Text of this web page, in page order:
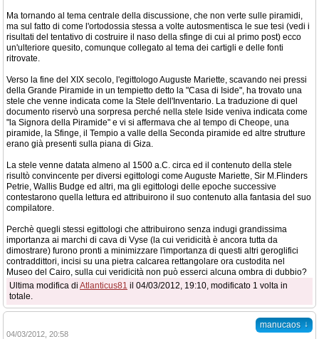
Ma tornando al tema centrale della discussione, che non verte sulle piramidi,
ma sul fatto di come l'ortodossia stessa a volte autosmentisca le sue tesi (vedi i
risultati del tentativo di costruire il naso della sfinge di cui al primo post) ecco
un'ulteriore quesito, comunque collegato al tema dei cartigli e delle fonti
ritrovate.
Verso la fine del XIX secolo, l'egittologo Auguste Mariette, scavando nei pressi
della Grande Piramide in un tempietto detto la "Casa di Iside", ha trovato una
stele che venne indicata come la Stele dell'Inventario. La traduzione di quel
documento riservò una sorpresa perché nella stele Iside veniva indicata come
"la Signora della Piramide" e vi si affermava che al tempo di Cheope, una
piramide, la Sfinge, il Tempio a valle della Seconda piramide ed altre strutture
erano già presenti sulla piana di Giza.
La stele venne datata almeno al 1500 a.C. circa ed il contenuto della stele
risultò convincente per diversi egittologi come Auguste Mariette, Sir M.Flinders
Petrie, Wallis Budge ed altri, ma gli egittologi delle epoche successive
contestarono quella lettura ed attribuirono il suo contenuto alla fantasia del suo
compilatore.
Perchè quegli stessi egittologi che attribuirono senza indugi grandissima
importanza ai marchi di cava di Vyse (la cui veridicità è ancora tutta da
dimostrare) furono pronti a minimizzare l'importanza di questi altri geroglifici
contraddittori, incisi su una pietra calcarea rettangolare ora custodita nel
Museo del Cairo, sulla cui veridicità non può esserci alcuna ombra di dubbio?
Ultima modifica di Atlanticus81 il 04/03/2012, 19:10, modificato 1 volta in
totale.
manucaos ↓
04/03/2012, 20:58